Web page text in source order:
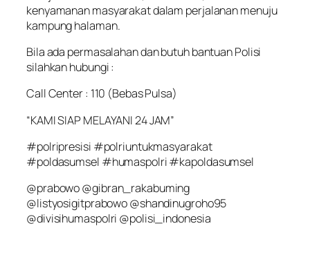
kenyamanan masyarakat dalam perjalanan menuju
kampung halaman.
Bila ada permasalahan dan butuh bantuan Polisi
silahkan hubungi :
Call Center : 110 (Bebas Pulsa)
“KAMI SIAP MELAYANI 24 JAM”
#polripresisi #polriuntukmasyarakat
#poldasumsel #humaspolri #kapoldasumsel
@prabowo @gibran_rakabuming
@listyosigitprabowo @shandinugroho95
@divisihumaspolri @polisi_indonesia